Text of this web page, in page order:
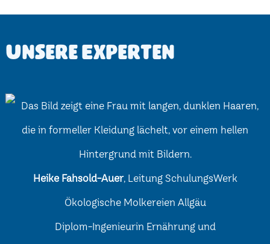
Unsere Experten
Heike Fahsold-Auer, Leitung SchulungsWerk
Ökologische Molkereien Allgäu
Diplom-Ingenieurin Ernährung und